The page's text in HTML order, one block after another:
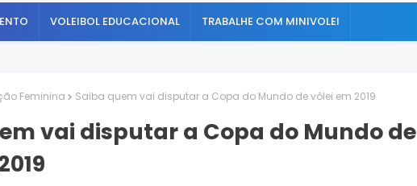
VOLEIBOL EDUCACIONAL TRABALHE COM MINIVOLEI
Feminina Saiba quem vai disputar a Copa do Mundo de vôlei em 2019
vai disputar a Copa do Mundo de